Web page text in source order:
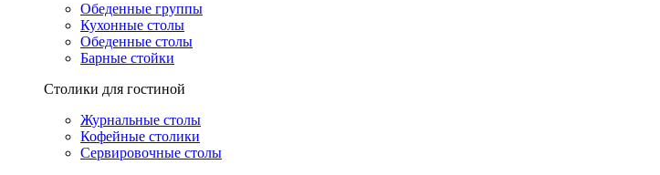
Обеденные группы
Кухонные столы
Обеденные столы
Барные стойки
Столики для гостиной
Журнальные столы
Кофейные столики
Сервировочные столы